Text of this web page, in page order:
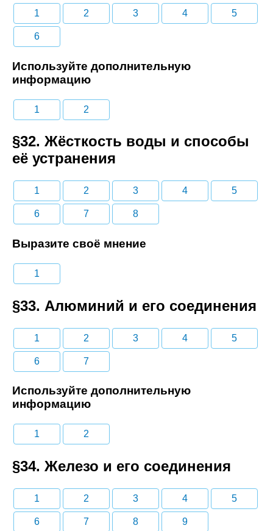
1 2 3 4 5
6
Используйте дополнительную
информацию
1 2
§32. Жёсткость воды и способы
её устранения
1 2 3 4 5
6 7 8
Выразите своё мнение
1
§33. Алюминий и его соединения
1 2 3 4 5
6 7
Используйте дополнительную
информацию
1 2
§34. Железо и его соединения
1 2 3 4 5
6 7 8 9